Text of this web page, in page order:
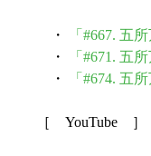
・ 「#667. 五
・
「#671. 五
・
「#674. 五
［ YouTube ］